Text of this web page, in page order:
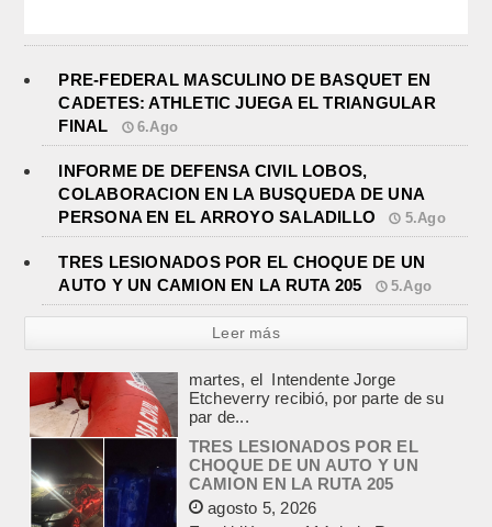
PRE-FEDERAL MASCULINO DE BASQUET EN
CADETES: ATHLETIC JUEGA EL TRIANGULAR
FINAL
6.Ago
INFORME DE DEFENSA CIVIL LOBOS,
COLABORACION EN LA BUSQUEDA DE UNA
PERSONA EN EL ARROYO SALADILLO
5.Ago
TRES LESIONADOS POR EL CHOQUE DE UN
AUTO Y UN CAMION EN LA RUTA 205
5.Ago
Leer más
TRES LESIONADOS POR EL
CHOQUE DE UN AUTO Y UN
CAMION EN LA RUTA 205
agosto 5, 2026
En el kilómetro 114 de la Ruta
Nacional 205, chocaron anoche un
Chevrolet Prisma, patente AB045CG,